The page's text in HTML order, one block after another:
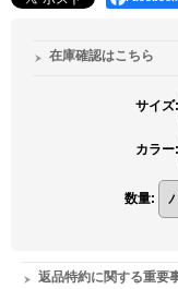
在庫確認はこちら
サイズ:
カラー:
数量:
返品特約に関する重要